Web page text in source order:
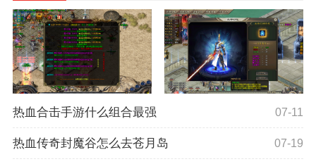
热血合击手游什么组合最强 07-11
热血传奇封魔谷怎么去苍月岛 07-19